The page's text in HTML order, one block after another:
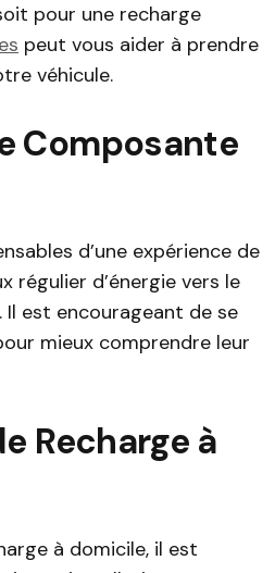
pour une recharge
peut vous aider à prendre
véhicule.
Composante
d’une expérience de
régulier d’énergie vers le
est encourageant de se
mieux comprendre leur
Recharge à
à domicile, il est